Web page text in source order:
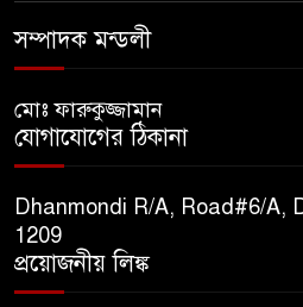
৮
৯
সুমাইয়া
১০
সম্পাদক মন্ডলী
মোঃ ফারুকুজ্জামান
যোগাযোগের ঠিকানা
Dhanmondi R/A, Road#6/A,
1209
প্রয়োজনীয় লিঙ্ক